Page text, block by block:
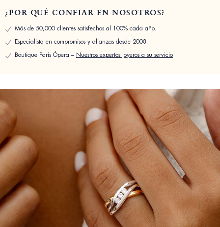
¿POR QUÉ CONFIAR EN NOSOTROS?
Más de 50,000 clientes satisfechos al 100% cada año.
Especialista en compromisos y alianzas desde 2008
Boutique París Ópera – Nuestros expertos joyeros a su servicio